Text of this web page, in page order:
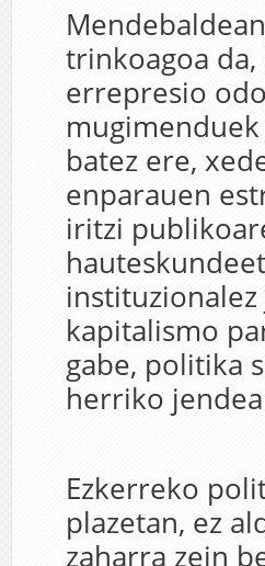
trinkoagoa
errepresio
batez ere,
enparauen
iritzi
kapitalismo
gabe, politika
herriko
Ezkerreko
plazetan, ez
zaharra zein